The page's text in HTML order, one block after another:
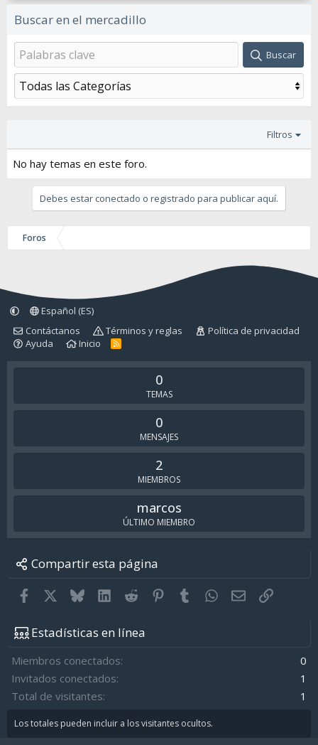
Buscar en el mercadillo
Buscar
Filtros
No hay temas en este foro.
Debes estar conectado o registrado para publicar aquí.
Foros
Español (ES)
Contáctanos
Términos y reglas
Política de privacidad
Ayuda
Inicio
R
0
TEMAS
0
MENSAJES
2
MIEMBROS
marcos
ÚLTIMO MIEMBRO
Compartir esta página
Facebook BlueskyLinkedInReddit Pinterest
Tumblr WhatsApp
EmailEnlace
Estadísticas en línea
Miembros conectados
0
Invitados conectados
1
Total de visitantes
1
Los totales pueden incluir a los visitantes ocultos.